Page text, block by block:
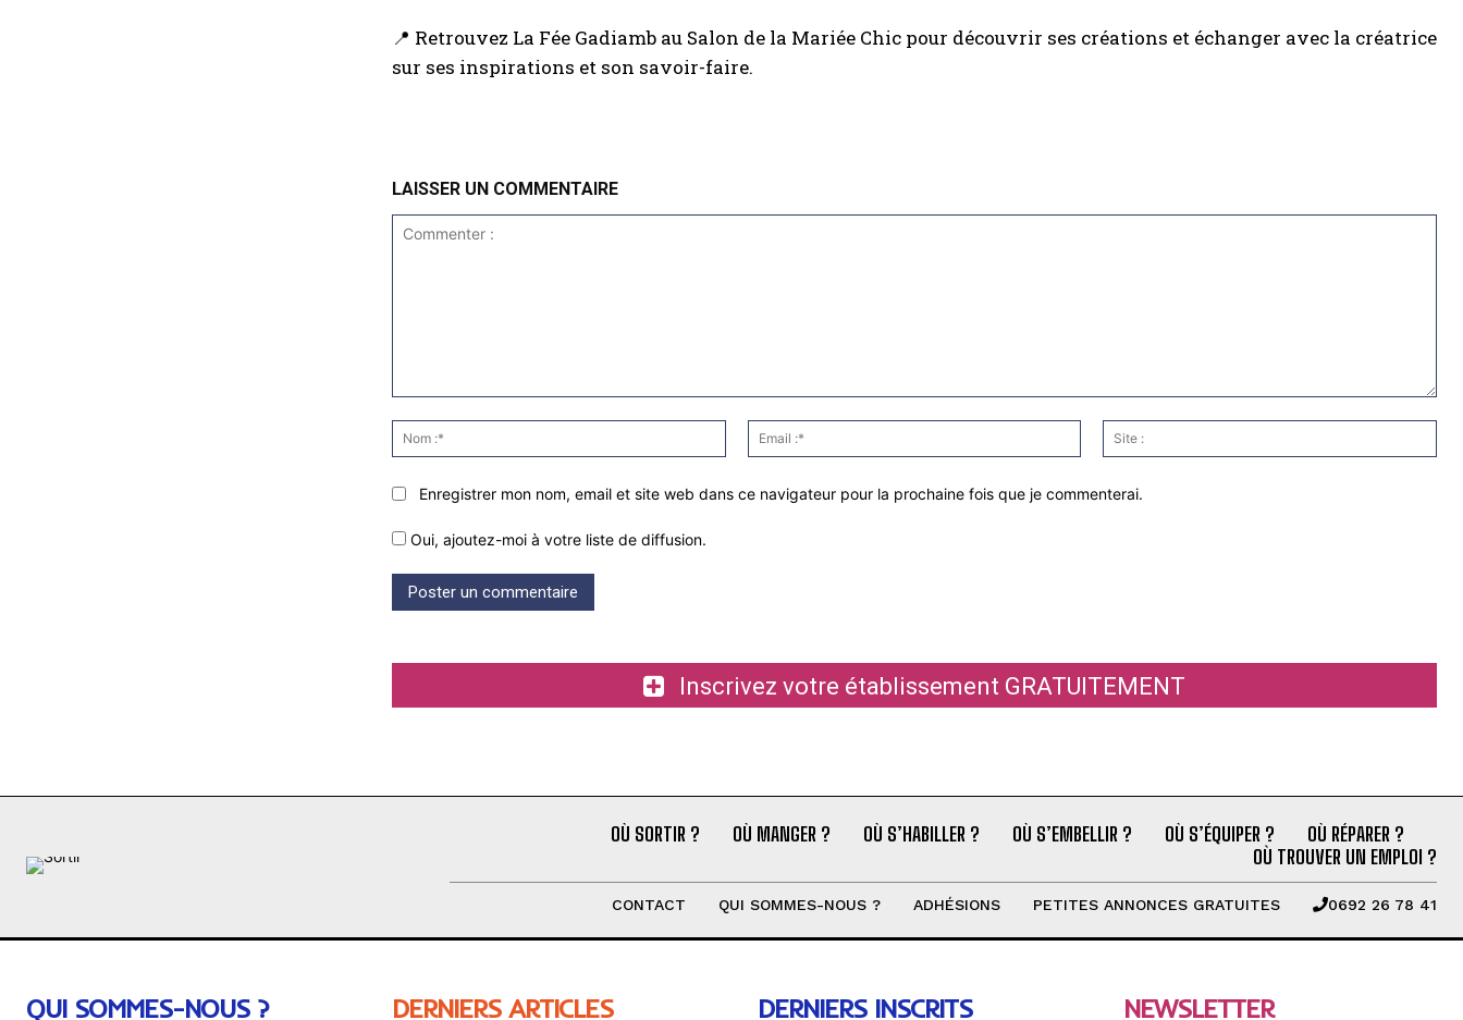
📍 Retrouvez La Fée Gadiamb au Salon de la Mariée Chic pour découvrir ses créations et échanger avec la créatrice
sur ses inspirations et son savoir-faire.
LAISSER UN COMMENTAIRE
:*
Email
:*
:
Enregistrer mon nom, email et site web dans ce navigateur pour la prochaine fois que je commenterai.
Oui, ajoutez-moi à votre liste de diffusion.
Inscrivez votre établissement GRATUITEMENT
OÙ SORTIR ? OÙ MANGER ? OÙ S’HABILLER ? OÙ S’EMBELLIR ? OÙ S’ÉQUIPER ?
OÙ RÉPARER ?
OÙ TROUVER UN EMPLOI ?
CONTACT QUI SOMMES-NOUS ? ADHÉSIONS PETITES ANNONCES GRATUITES 0692 26 78 41
QUI SOMMES-NOUS ? DERNIERS ARTICLES DERNIERS INSCRITS NEWSLETTER